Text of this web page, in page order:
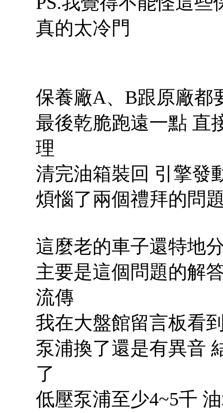
真的太冷門
保養廠A、B跟原廠都
最後乾脆跑遠一點 直
理
清完油箱裝回 引擎發
煩惱了兩個禮拜的問
這麼老的車子還特地
主要是這個問題的解
流傳
我在大盤館留言板看
泵浦換了還是有異音
了
低壓泵浦至少4~5千